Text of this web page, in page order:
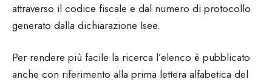
attraverso il codice fiscale e dal numero di protocollo
generato dalla dichiarazione Isee.
Per rendere più facile la ricerca l’elenco è pubblicato
anche con riferimento alla prima lettera alfabetica del